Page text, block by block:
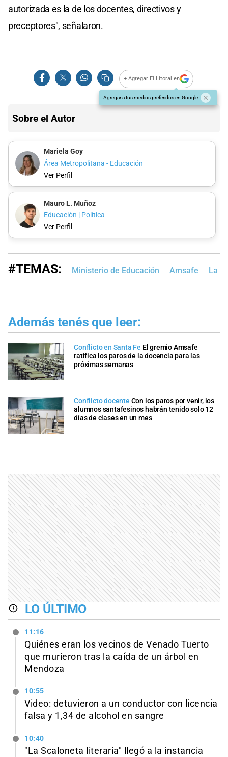
autorizada es la de los docentes, directivos y
preceptores", señalaron.
+ Agregar El Litoral en
Agregar a tus medios preferidos en Google
Sobre el Autor
Mariela Goy
Área Metropolitana - Educación
Ver Perfil
Mauro L. Muñoz
Educación | Política
Ver Perfil
#TEMAS: Ministerio de Educación Amsafe La
Además tenés que leer:
Conflicto en Santa Fe El gremio Amsafe
ratifica los paros de la docencia para las
próximas semanas
Conflicto docente Con los paros por venir, los
alumnos santafesinos habrán tenido solo 12
días de clases en un mes
LO ÚLTIMO
11:16
Quiénes eran los vecinos de Venado Tuerto
que murieron tras la caída de un árbol en
Mendoza
10:55
Video: detuvieron a un conductor con licencia
falsa y 1,34 de alcohol en sangre
10:40
"La Scaloneta literaria" llegó a la instancia